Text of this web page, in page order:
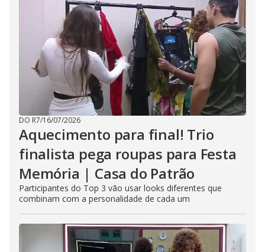
DO R7/16/07/2026
Aquecimento para final! Trio
finalista pega roupas para Festa
Memória | Casa do Patrão
Participantes do Top 3 vão usar looks diferentes que
combinam com a personalidade de cada um